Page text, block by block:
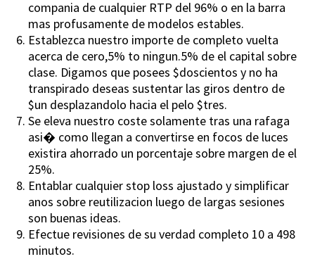
compania de cualquier RTP del 96% o en la barra
mas profusamente de modelos estables.
Establezca nuestro importe de completo vuelta
acerca de cero,5% to ningun.5% de el capital sobre
clase. Digamos que posees $doscientos y no ha
transpirado deseas sustentar las giros dentro de
$un desplazandolo hacia el pelo $tres.
Se eleva nuestro coste solamente tras una rafaga
asi� como llegan a convertirse en focos de luces
existira ahorrado un porcentaje sobre margen de el
25%.
Entablar cualquier stop loss ajustado y simplificar
anos sobre reutilizacion luego de largas sesiones
son buenas ideas.
Efectue revisiones de su verdad completo 10 a 498
minutos.